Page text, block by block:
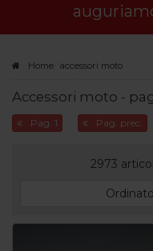
Home accessori moto
Accessori moto -
Pag. 1 Pag. prec.
2973